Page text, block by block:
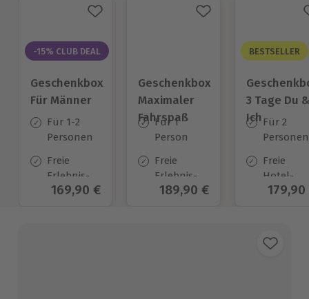
-15% CLUB DEAL
Geschenkbox
Für Männer
Für 1-2
Personen
Freie
Erlebnis-
Auswahl
Aktueller Preis
169,90 €
Geschenkbox
Maximaler
Fahrspaß
Für 1
Person
Freie
Erlebnis-
Auswahl
Aktueller Preis
189,90 €
BESTSELLER
3 Tage Du
Ich Für 2
Personen
Freie
Hotel-
Auswahl
179,90